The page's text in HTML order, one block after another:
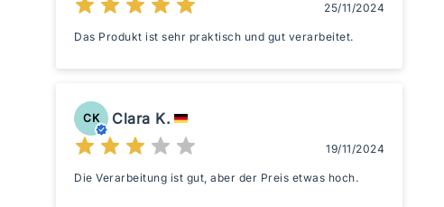
25/11/2024
Das Produkt ist sehr praktisch und gut verarbeitet.
CK Clara K.
19/11/2024
Die Verarbeitung ist gut, aber der Preis etwas hoch.